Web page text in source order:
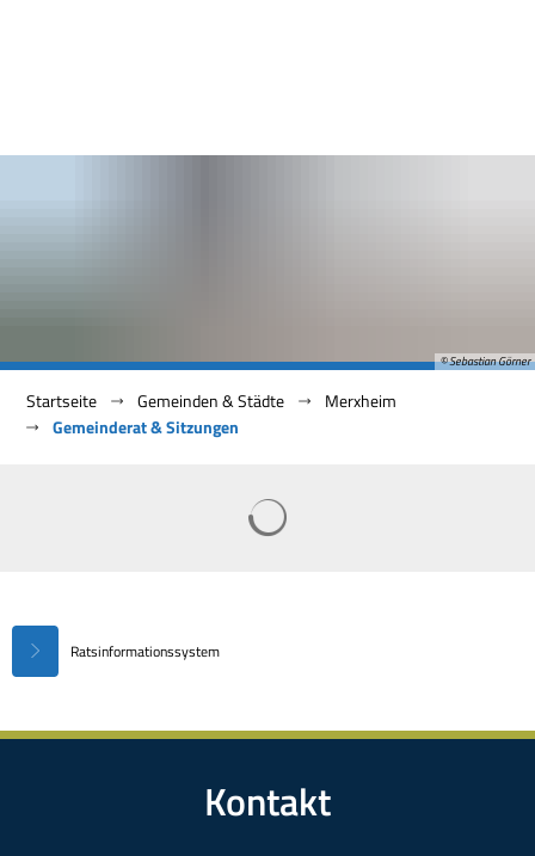
© Sebastian Görner
Startseite Gemeinden & Städte
Merxheim
Gemeinderat & Sitzungen
Ratsinformationssystem
Kontakt